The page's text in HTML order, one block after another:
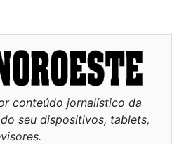
conteúdo jornalístico da
seu dispositivos, tablets,